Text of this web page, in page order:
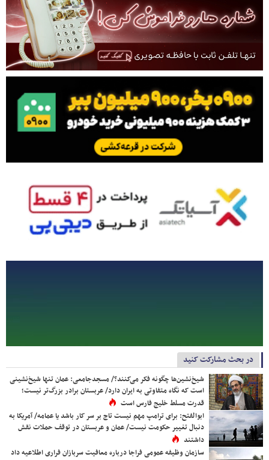
در بحث مشارکت کنید
شیخ‌نشین‌ها چگونه فکر می‌کنند؟/ مسجدجامعی: عمان تنها شیخ‌نشینی
است که نگاه متفاوتی به ایران دارد/ عربستان برادر بزرگ‌تر نیست؛
قدرت مسلط خلیج فارس است
ابوالفتح: برای ترامپ مهم نیست تاج بر سر کار باشد یا عمامه/ آمریکا به
دنبال تغییر حکومت نیست/ عمان و عربستان در توقف حملات نقش
داشتند
سازمان وظیفه عمومی فراجا درباره معافیت سربازان فراری اطلاعیه داد